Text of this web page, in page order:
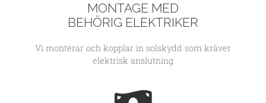
MONTAGE MED
BEHÖRIG ELEKTRIKER
Vi monterar och kopplar in solskydd som kräver
elektrisk anslutning